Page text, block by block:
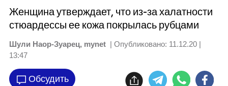
Женщина утверждает, что из-за халатности
стюардессы ее кожа покрылась рубцами
Шули Наор-Зуарец, mynet | Опубликовано: 11.12.20 |
13:47
Обсудить